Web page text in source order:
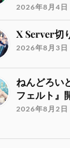
2026年8月4日
X Server切
2026年8月3日
ねんどろい
フェルト』
2026年8月2日